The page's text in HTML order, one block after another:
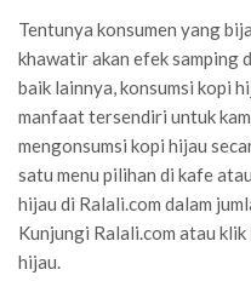
Tentunya konsumen yang
khawatir akan efek samping
baik lainnya, konsumsi kopi
manfaat tersendiri untuk
mengonsumsi kopi hijau
satu menu pilihan di kafe
hijau di Ralali.com dalam
Kunjungi Ralali.com atau klik
hijau.